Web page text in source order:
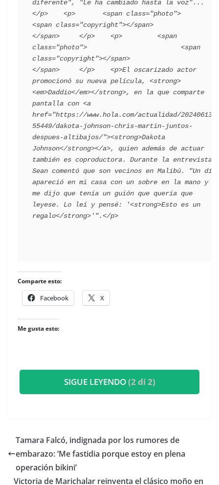
diferente", "Le ha cambiado hasta la voz"...
</p>    <p>       <span class="photo">
<span class="copyright"></span>
</span>     </p>    <p>         <span
class="photo">                        <span
class="copyright"></span>
</span>     </p>    <p>El oscarizado actor
promocionó su nueva película, <strong>
<em>Daddio</em></strong>, en la que comparte
pantalla con <a
href="https://www.hola.com/actualidad/202406132
55449/dakota-johnson-chris-martin-juntos-
despues-altibajos/"><strong>Dakota
Johnson</strong></a>, quien además de actuar
también es coproductora. Durante la entrevista,
Sean comentó que son vecinos en Malibú. "Un día
apareció en mi casa con un sobre en la mano y
me dijo que tenía un guión que quería que
leyese. Lo leí y pensé: '<strong>Esto es un
Comparte esto:
Facebook X
Me gusta esto:
SIGUE LEYENDO(2 di 2)
​Tamara Falcó, indignada por los rumores de
embarazo: ‘Me fastidia porque estoy en plena
operación bikini’
​Victoria de Marichalar reinventa el clásico moño en